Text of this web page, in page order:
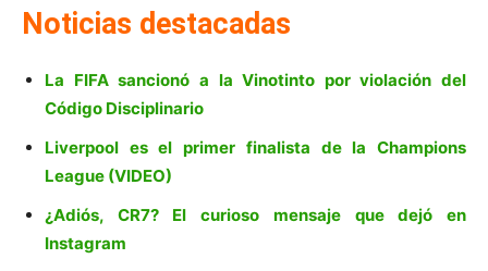
Noticias destacadas
La FIFA sancionó a la Vinotinto por violación del
Código Disciplinario
Liverpool es el primer finalista de la Champions
League (VIDEO)
¿Adiós, CR7? El curioso mensaje que dejó en
Instagram